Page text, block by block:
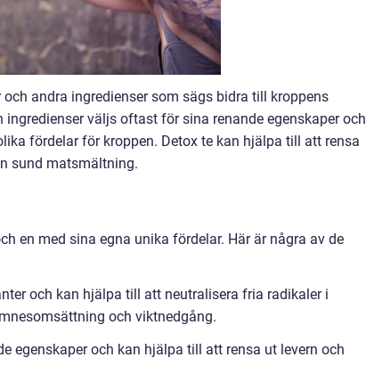
andra ingredienser som sägs bidra till kroppens
väljs oftast för sina renande egenskaper och
fördelar för kroppen. Detox te kan hjälpa till att rensa
sund matsmältning.
en med sina egna unika fördelar. Här är några av de
och kan hjälpa till att neutralisera fria radikaler i
och viktnedgång.
egenskaper och kan hjälpa till att rensa ut levern och